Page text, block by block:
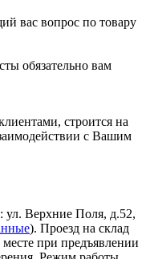
вас вопрос по товару
обязательно вам
строится на
с Вашим
ул. Верхние Поля, д.52,
). Проезд на склад
при предъявлении